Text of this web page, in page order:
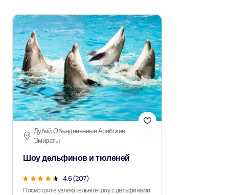
Дубай, Объединенные Арабские
Эмираты
Шоу дельфинов и тюленей
4.6 (207)
Посмотрите увлекательное шоу с дельфинами